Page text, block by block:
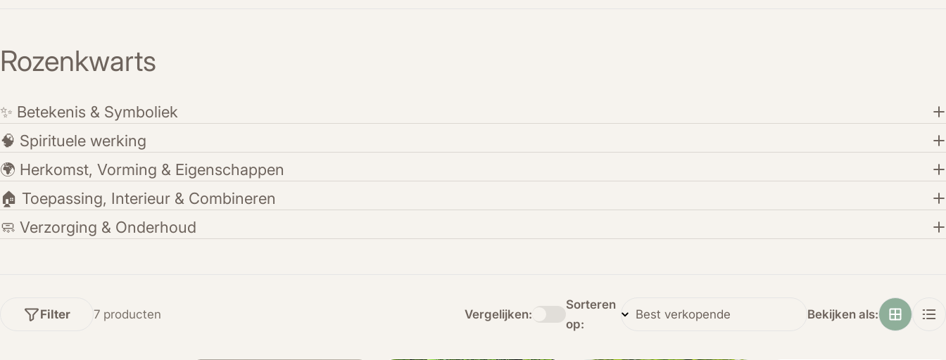
Rozenkwarts
✨ Betekenis & Symboliek
🧠 Spirituele werking
🌍 Herkomst, Vorming & Eigenschappen
🏠 Toepassing, Interieur & Combineren
🧼 Verzorging & Onderhoud
7 producten
Filter Vergelijken:
Sorteren
op:
Bekijken als: